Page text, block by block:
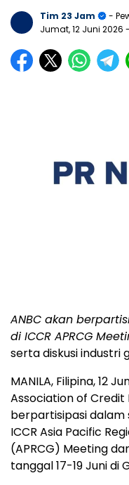
Tim 23 Jam
-
Jumat, 12 Juni 2026
ANBC akan
di ICCR APRCG
serta diskusi industri
MANILA, Filipina,12
Association of Credit
berpartisipasi dalam
ICCR Asia Pacific
(APRCG) Meeting
tanggal 17-19 Juni di